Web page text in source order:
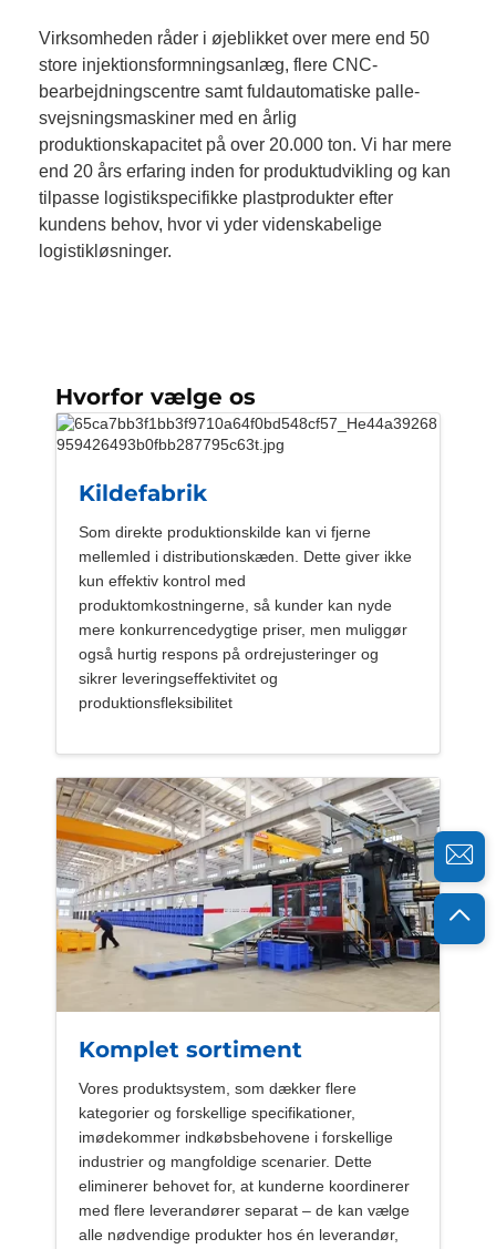
Virksomheden råder i øjeblikket over mere end 50
store injektionsformningsanlæg, flere CNC-
bearbejdningscentre samt fuldautomatiske palle-
svejsningsmaskiner med en årlig
produktionskapacitet på over 20.000 ton. Vi har mere
end 20 års erfaring inden for produktudvikling og kan
tilpasse logistikspecifikke plastprodukter efter
kundens behov, hvor vi yder videnskabelige
logistikløsninger.
Hvorfor vælge os
Kildefabrik
Som direkte produktionskilde kan vi fjerne
mellemled i distributionskæden. Dette giver ikke
kun effektiv kontrol med
produktomkostningerne, så kunder kan nyde
mere konkurrencedygtige priser, men muliggør
også hurtig respons på ordrejusteringer og
sikrer leveringseffektivitet og
produktionsfleksibilitet
Komplet sortiment
Vores produktsystem, som dækker flere
kategorier og forskellige specifikationer,
imødekommer indkøbsbehovene i forskellige
industrier og mangfoldige scenarier. Dette
eliminerer behovet for, at kunderne koordinerer
med flere leverandører separat – de kan vælge
alle nødvendige produkter hos én leverandør,